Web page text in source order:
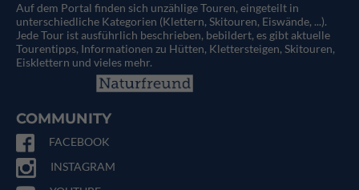
Auf dem Portal finden sich unzählige Touren, eingeteilt in
unterschiedliche Kategorien (Klettern, Skitouren, Eiswände, ...).
Jede Tour ist ausführlich beschrieben, bebildert, es gibt aktuelle
Tourentipps, Informationen zu Hütten, Klettersteigen, Skitouren,
Eisklettern und vieles mehr.
COMMUNITY
FACEBOOK
INSTAGRAM